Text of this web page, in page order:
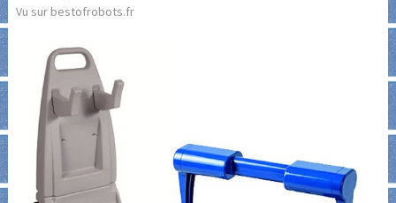
Vu sur bestofrobots.fr